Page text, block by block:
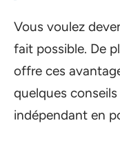
Vous voulez
fait possible. De
offre ces
quelques
indépendant en